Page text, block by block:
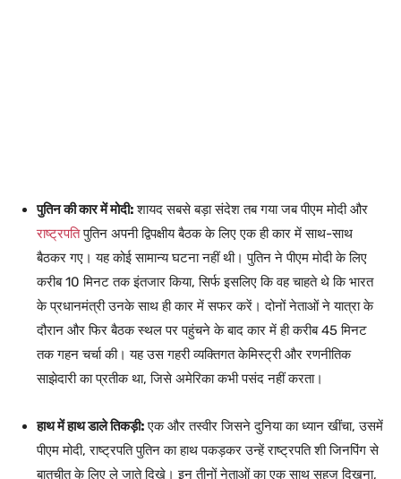
पुतिन की कार में मोदी:शायद सबसे बड़ा संदेश तब गया जब पीएम मोदी और
राष्ट्रपतिपुतिन अपनी द्विपक्षीय बैठक के लिए एक ही कार में साथ-साथ
बैठकर गए। यह कोई सामान्य घटना नहीं थी। पुतिन ने पीएम मोदी के लिए
करीब 10 मिनट तक इंतजार किया, सिर्फ इसलिए कि वह चाहते थे कि भारत
के प्रधानमंत्री उनके साथ ही कार में सफर करें। दोनों नेताओं ने यात्रा के
दौरान और फिर बैठक स्थल पर पहुंचने के बाद कार में ही करीब 45 मिनट
तक गहन चर्चा की। यह उस गहरी व्यक्तिगत केमिस्ट्री और रणनीतिक
साझेदारी का प्रतीक था, जिसे अमेरिका कभी पसंद नहीं करता।
हाथ में हाथ डाले तिकड़ी:एक और तस्वीर जिसने दुनिया का ध्यान खींचा, उसमें
पीएम मोदी, राष्ट्रपति पुतिन का हाथ पकड़कर उन्हें राष्ट्रपति शी जिनपिंग से
बातचीत के लिए ले जाते दिखे। इन तीनों नेताओं का एक साथ सहज दिखना,